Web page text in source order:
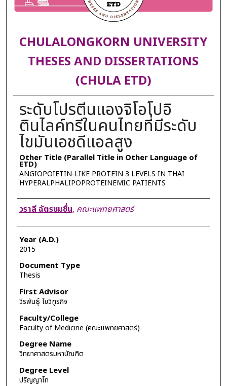
CHULALONGKORN UNIVERSITY
THESES AND DISSERTATIONS
(CHULA ETD)
ระดับโปรตีนแองจิโอโปอิ
ตินไลค์ทรีในคนไทยที่มีระดับ
ไขมันเอชดีแอลสูง
Other Title (Parallel Title in Other Language of
ETD)
ANGIOPOIETIN-LIKE PROTEIN 3 LEVELS IN THAI
HYPERALPHALIPOPROTEINEMIC PATIENTS
Author
วราลี ฉัตรชมชื่น, คณะแพทยศาสตร์
Year (A.D.)
2015
Document Type
Thesis
First Advisor
วีรพันธุ์ โขวิฑูรกิจ
Faculty/College
Faculty of Medicine (คณะแพทยศาสตร์)
Degree Name
วิทยาศาสตรมหาบัณฑิต
Degree Level
ปริญญาโท